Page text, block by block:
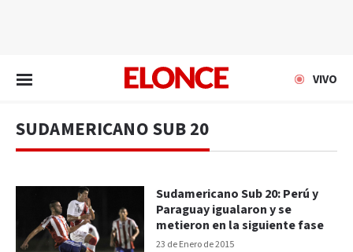
VIVO
SUDAMERICANO SUB 20
23 de Enero de 2015
Sudamericano Sub 20: Perú y
Paraguay igualaron y se
metieron en la siguiente fase